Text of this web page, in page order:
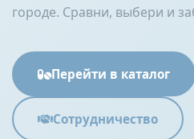
городе. Сравни, выбери и
Перейти в каталог
Сотрудничество